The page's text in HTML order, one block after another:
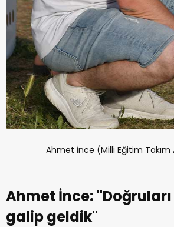
Ahmet İnce (Milli Eğitim
Ahmet İnce:
galip geldik''